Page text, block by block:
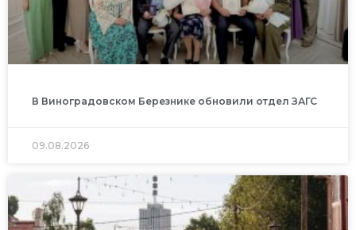
В Виноградовском Березнике обновили отдел ЗАГС
09.08.2026